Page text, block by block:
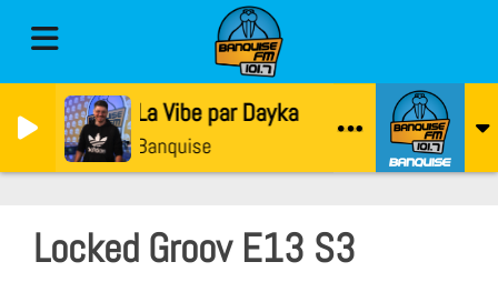
La Vibe par Dayka
Banquise
Locked Groov E13 S3